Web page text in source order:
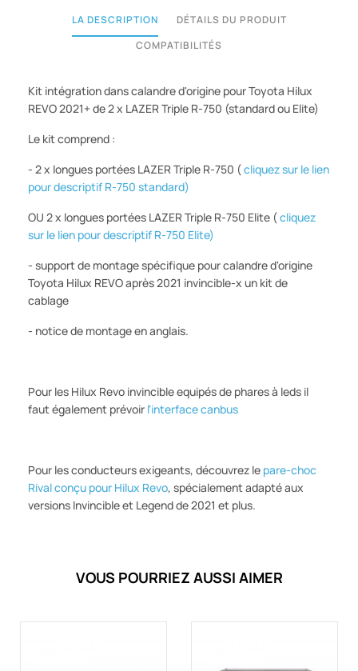
LA DESCRIPTION
DÉTAILS DU PRODUIT
COMPATIBILITÉS
Kit intégration dans calandre d'origine pour Toyota Hilux
REVO 2021+ de 2 x LAZER Triple R-750 (standard ou Elite)
Le kit comprend :
- 2 x longues portées LAZER Triple R-750 (cliquez sur le lien
pour descriptif R-750 standard)
OU 2 x longues portées LAZER Triple R-750 Elite (cliquez
sur le lien pour descriptif R-750 Elite)
- support de montage spécifique pour calandre d'origine
Toyota Hilux REVO après 2021 invincible-x un kit de
cablage
- notice de montage en anglais.
Pour les Hilux Revo invincible equipés de phares à leds il
faut également prévoir l'interface canbus
Pour les conducteurs exigeants, découvrez le pare-choc
Rival conçu pour Hilux Revo, spécialement adapté aux
versions Invincible et Legend de 2021 et plus.
VOUS POURRIEZ AUSSI AIMER